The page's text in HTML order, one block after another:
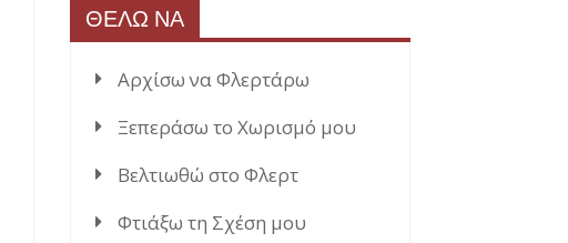
ΘΕΛΩ ΝΑ
Αρχίσω να Φλερτάρω
Ξεπεράσω το Χωρισμό μου
Βελτιωθώ στο Φλερτ
Φτιάξω τη Σχέση μου